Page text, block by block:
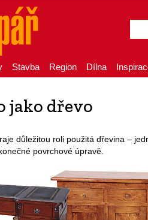
Stavba Region Dílna
jako dřevo
důležitou roli použitá dřevina –
povrchové úpravě.